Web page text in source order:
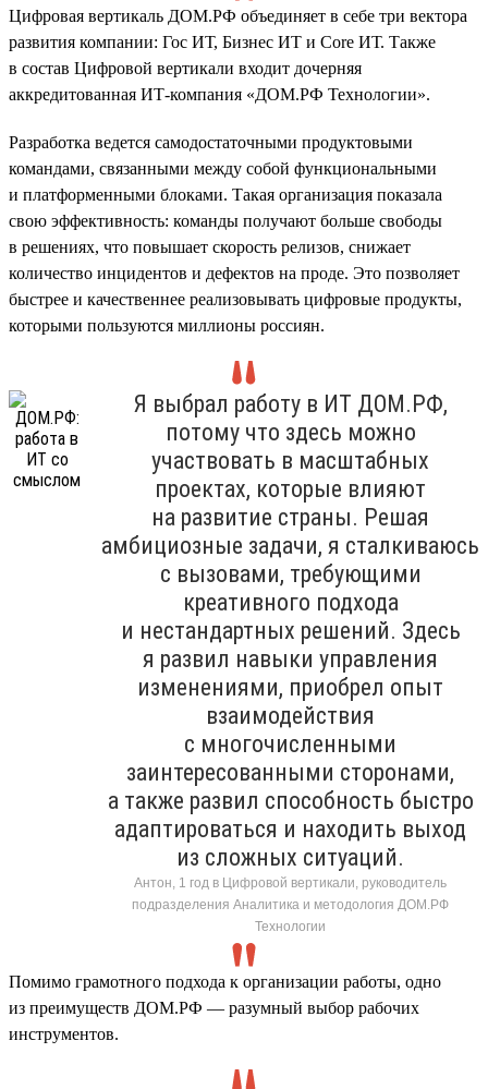
Цифровая вертикаль ДОМ.РФ объединяет в себе три вектора
развития компании: Гос ИТ, Бизнес ИТ и Core ИТ. Также
в состав Цифровой вертикали входит дочерняя
аккредитованная ИТ-компания «ДОМ.РФ Технологии».
Разработка ведется самодостаточными продуктовыми
командами, связанными между собой функциональными
и платформенными блоками. Такая организация показала
свою эффективность: команды получают больше свободы
в решениях, что повышает скорость релизов, снижает
количество инцидентов и дефектов на проде. Это позволяет
быстрее и качественнее реализовывать цифровые продукты,
которыми пользуются миллионы россиян.
Я выбрал работу в ИТ ДОМ.РФ,
потому что здесь можно
участвовать в масштабных
проектах, которые влияют
на развитие страны. Решая
амбициозные задачи, я сталкиваюсь
с вызовами, требующими
креативного подхода
и нестандартных решений. Здесь
я развил навыки управления
изменениями, приобрел опыт
взаимодействия
с многочисленными
заинтересованными сторонами,
а также развил способность быстро
адаптироваться и находить выход
из сложных ситуаций.
Антон, 1 год в Цифровой вертикали, руководитель
подразделения Аналитика и методология ДОМ.РФ
Технологии
Помимо грамотного подхода к организации работы, одно
из преимуществ ДОМ.РФ — разумный выбор рабочих
инструментов.